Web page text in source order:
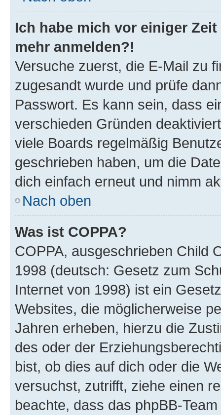
Ich habe mich vor einiger
mehr anmelden?!
Versuche zuerst, die E-Mail zu
zugesandt wurde und prüfe
Passwort. Es kann sein, dass
verschieden Gründen
viele Boards regelmäßig
geschrieben haben, um die
dich einfach erneut und nimm
Nach oben
Was ist COPPA?
COPPA, ausgeschrieben Child
1998 (deutsch: Gesetz zum
Internet von 1998) ist ein
Websites, die möglicherweise
Jahren erheben, hierzu die
des oder der
bist, ob dies auf dich oder die
versuchst, zutrifft, ziehe einen
beachte, dass das phpBB-